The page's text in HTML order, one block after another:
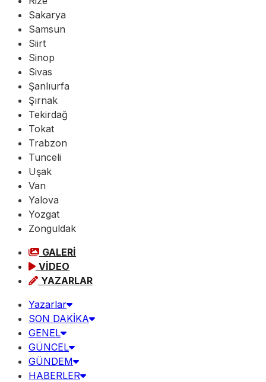
Sakarya
Samsun
Siirt
Sinop
Sivas
Şanlıurfa
Şırnak
Tekirdağ
Tokat
Trabzon
Tunceli
Uşak
Van
Yalova
Yozgat
Zonguldak
GALERİ
VİDEO
YAZARLAR
Yazarlar
SON DAKİKA
GENEL
GÜNCEL
GÜNDEM
HABERLER